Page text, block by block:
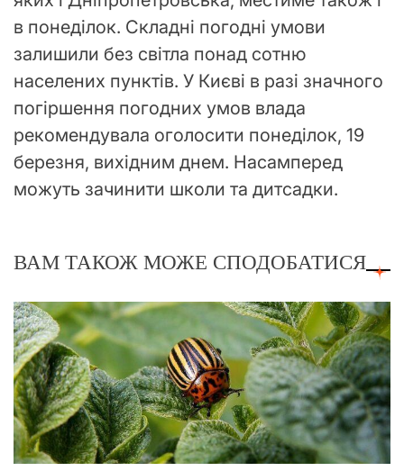
в понеділок. Складні погодні умови
залишили без світла понад сотню
населених пунктів. У Києві в разі значного
погіршення погодних умов влада
рекомендувала оголосити понеділок, 19
березня, вихідним днем. Насамперед
можуть зачинити школи та дитсадки.
ВАМ ТАКОЖ МОЖЕ СПОДОБАТИСЯ